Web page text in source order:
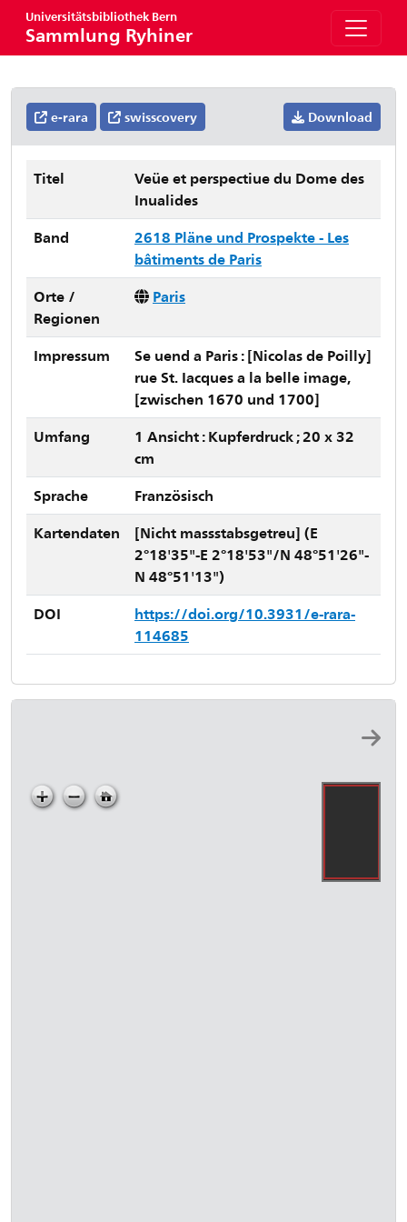
Universitätsbibliothek Bern
Sammlung Ryhiner
e-rara swisscovery Download
Titel
Veüe et perspectiue du Dome des
Inualides
Band
2618 Pläne und Prospekte - Les
bâtiments de Paris
Orte /
Regionen
Paris
Impressum
Se uend a Paris : [Nicolas de Poilly]
rue St. Iacques a la belle image,
[zwischen 1670 und 1700]
Umfang
1 Ansicht : Kupferdruck ; 20 x 32
cm
Sprache
Französisch
Kartendaten
[Nicht massstabsgetreu] (E
2°18'35"-E 2°18'53"/N 48°51'26"-
N 48°51'13")
DOI
https://doi.org/10.3931/e-rara-
114685